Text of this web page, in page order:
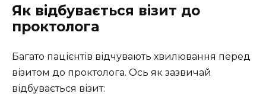
Як відбувається візит до
проктолога
Багато пацієнтів відчувають хвилювання перед
візитом до проктолога. Ось як зазвичай
відбувається візит: